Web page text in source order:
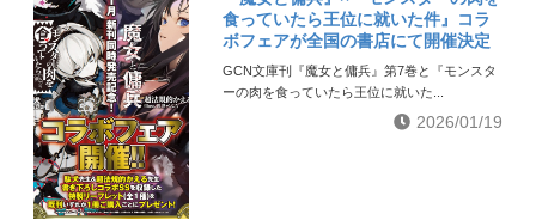
食っていたら王位に就いた件』コラ
ボフェアが全国の書店にて開催決定
GCN文庫刊『魔女と傭兵』第7巻と『モンスタ
ーの肉を食っていたら王位に就いた...
2026/01/19